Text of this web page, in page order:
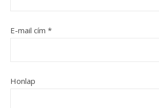
E-mail cím *
Honlap